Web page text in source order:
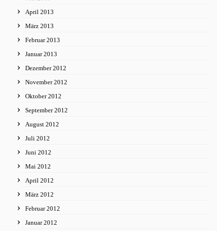
April 2013
März 2013
Februar 2013
Januar 2013
Dezember 2012
November 2012
Oktober 2012
September 2012
August 2012
Juli 2012
Juni 2012
Mai 2012
April 2012
März 2012
Februar 2012
Januar 2012